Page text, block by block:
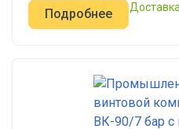
Подробнее